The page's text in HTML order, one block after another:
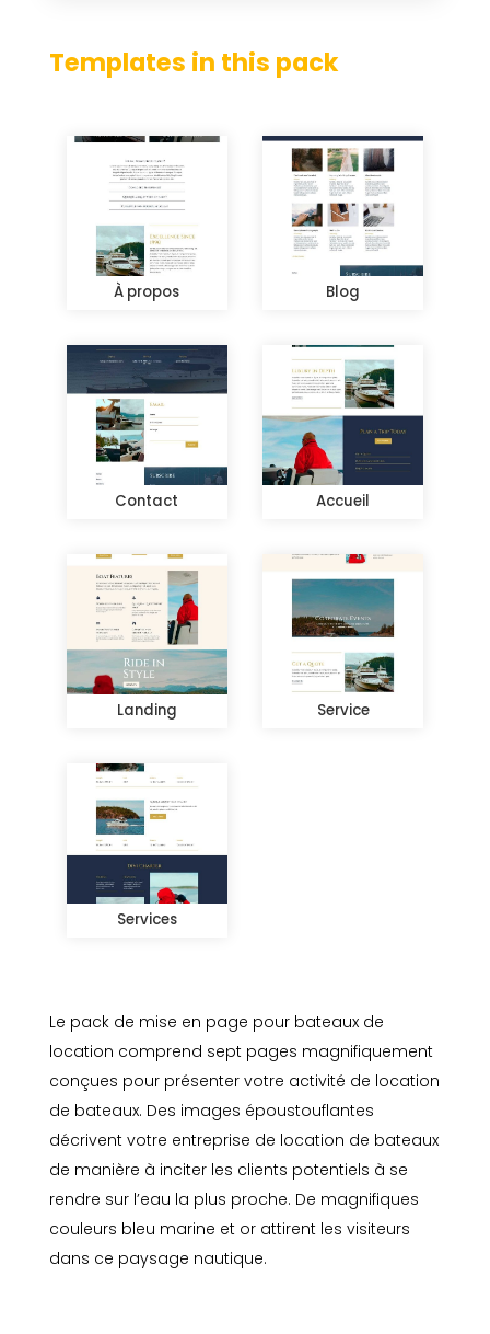
Le pack de mise en page pour bateaux de
location comprend sept pages magnifiquement
conçues pour présenter votre activité de location
de bateaux. Des images époustouflantes
décrivent votre entreprise de location de bateaux
de manière à inciter les clients potentiels à se
rendre sur l’eau la plus proche. De magnifiques
couleurs bleu marine et or attirent les visiteurs
dans ce paysage nautique.
Templates in this pack
À propos Blog
Contact Accueil
Landing Service
Services